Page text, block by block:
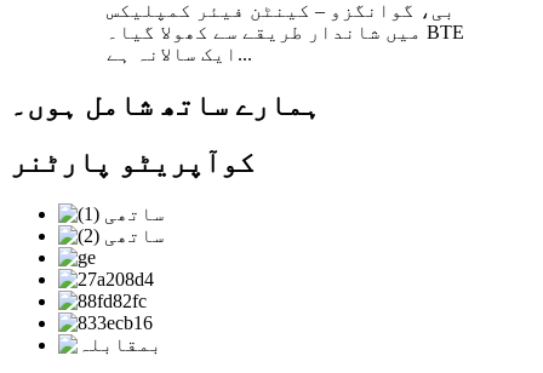
بی، گوانگزو – کینٹن فیئر کمپلیکس
میں شاندار طریقے سے کھولا گیا۔ BTE
ایک سالانہ ہے...
ہمارے ساتھ شامل ہوں۔
کوآپریٹو پارٹنر